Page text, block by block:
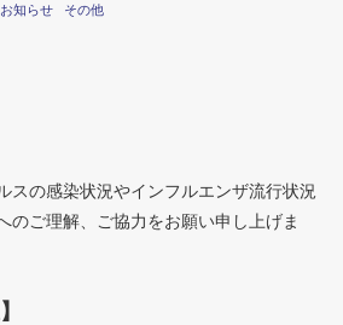
お知らせ その他
スの感染状況やインフルエンザ流行状況
のご理解、ご協力をお願い申し上げま